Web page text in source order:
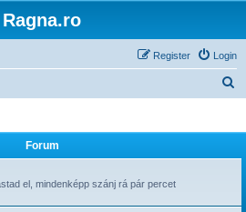
Ragna.ro
Login
Register
Forum
el, mindenképp szánj rá pár percet